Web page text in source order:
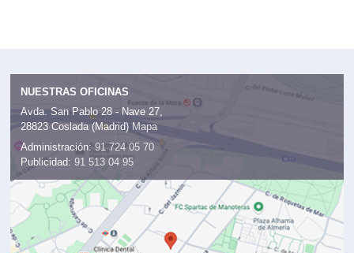
NUESTRAS OFICINAS
Avda. San Pablo 28 - Nave 27,
28823 Coslada (Madrid) Mapa
Administración: 91 724 05 70
Publicidad: 91 513 04 95